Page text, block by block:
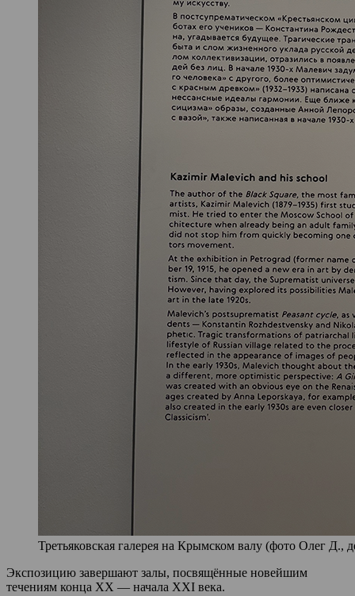
Третьяковская галерея на Крымском валу (фото Олег Д.,
Экспозицию завершают залы, посвящённые новейшим
течениям конца XX — начала XXI века.